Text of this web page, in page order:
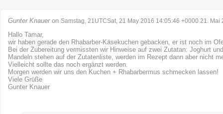
Gunter Knaueron Samstag, 21UTCSat, 21 May 2016 14:05:46 +0000 21. Mai
Hallo Tamar,
wir haben gerade den Rhabarber-Käsekuchen gebacken, er ist noch im
Bei der Zubereitung vermissten wir Hinweise auf zwei Zutatan: Joghurt
Mandeln stehen auf der Zutatenliste, werden im Rezept dann aber nicht
Vielleicht sollte das noch ergänzt werden.
Morgen werden wir uns den Kuchen + Rhabarbermus schmecken lassen!
Viele Grüße
Gunter Knauer